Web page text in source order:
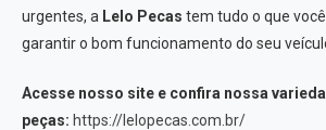
urgentes, a Lelo Pecas tem tudo o que
garantir o bom funcionamento do seu
Acesse nosso site e confira nossa
peças: https://lelopecas.com.br/